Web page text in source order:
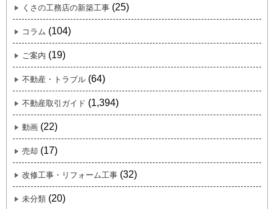
くさの工務店の新築工事 (25)
コラム (104)
ご案内 (19)
不動産・トラブル (64)
不動産取引ガイド (1,394)
動画 (22)
売却 (17)
改修工事・リフォーム工事 (32)
未分類 (20)